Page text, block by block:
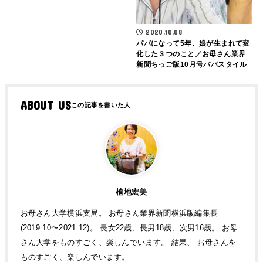
2020.10.08
パパになって5年、娘が生まれて変
化した３つのこと／お母さん業界
新聞ちっご版10月号パパスタイル
ABOUT US
植地宏美
お母さん大学横浜支局。 お母さん業界新聞横浜版編集長
(2019.10〜2021.12)。 長女22歳、長男18歳、次男16歳。 お母
さん大学をものすごく、楽しんでいます。 結果、 お母さんを
ものすごく、楽しんでいます。